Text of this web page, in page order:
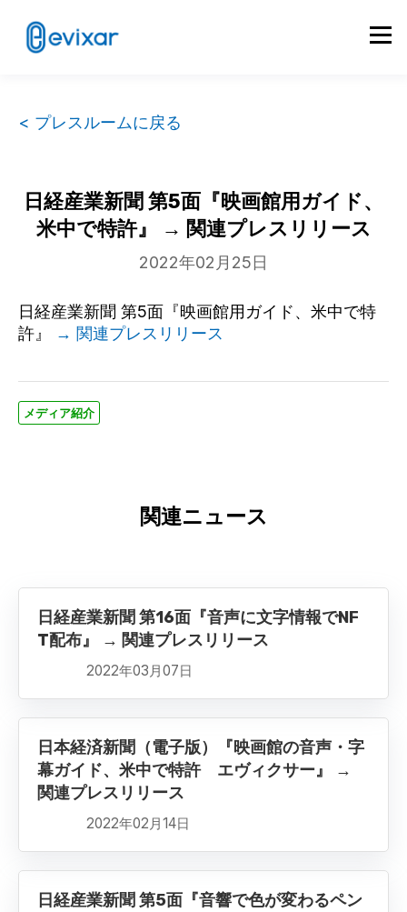
< プレスルームに戻る
日経産業新聞 第5面『映画館用ガイド、
米中で特許』 → 関連プレスリリース
2022年02月25日
日経産業新聞 第5面『映画館用ガイド、米中で特
許』
→ 関連プレスリリース
メディア紹介
関連ニュース
日経産業新聞 第16面『音声に文字情報でNF
T配布』 → 関連プレスリリース
2022年03月07日
日本経済新聞（電子版）『映画館の音声・字
幕ガイド、米中で特許 エヴィクサー』 →
関連プレスリリース
2022年02月14日
日経産業新聞 第5面『音響で色が変わるペン